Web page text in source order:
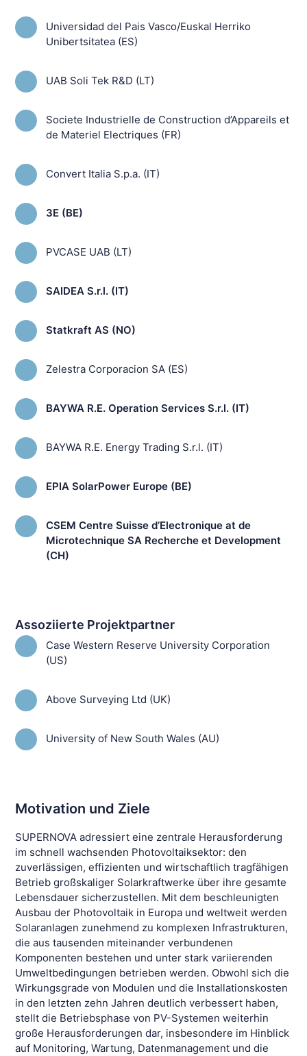
Universidad del Pais Vasco/Euskal Herriko
Unibertsitatea (ES)
UAB Soli Tek R&D (LT)
Societe Industrielle de Construction d’Appareils et
de Materiel Electriques (FR)
Convert Italia S.p.a. (IT)
3E (BE)
PVCASE UAB (LT)
SAIDEA S.r.l. (IT)
Statkraft AS (NO)
Zelestra Corporacion SA (ES)
BAYWA R.E. Operation Services S.r.l. (IT)
BAYWA R.E. Energy Trading S.r.l. (IT)
EPIA SolarPower Europe (BE)
CSEM Centre Suisse d’Electronique at de
Microtechnique SA Recherche et Development
(CH)
Assoziierte Projektpartner
Case Western Reserve University Corporation
(US)
Above Surveying Ltd (UK)
University of New South Wales (AU)
Motivation und Ziele
SUPERNOVA adressiert eine zentrale Herausforderung
im schnell wachsenden Photovoltaiksektor: den
zuverlässigen, effizienten und wirtschaftlich tragfähigen
Betrieb großskaliger Solarkraftwerke über ihre gesamte
Lebensdauer sicherzustellen. Mit dem beschleunigten
Ausbau der Photovoltaik in Europa und weltweit werden
Solaranlagen zunehmend zu komplexen Infrastrukturen,
die aus tausenden miteinander verbundenen
Komponenten bestehen und unter stark variierenden
Umweltbedingungen betrieben werden. Obwohl sich die
Wirkungsgrade von Modulen und die Installationskosten
in den letzten zehn Jahren deutlich verbessert haben,
stellt die Betriebsphase von PV-Systemen weiterhin
große Herausforderungen dar, insbesondere im Hinblick
auf Monitoring, Wartung, Datenmanagement und die